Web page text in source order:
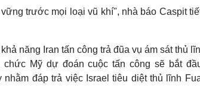
Văn học
Thời trang
Sao Việt
trước mọi loại vũ khí", nhà báo Caspit
năng Iran tấn công trả đũa vụ ám sát thủ
chức Mỹ dự đoán ​​cuộc tấn công sẽ bắt
đáp trả việc Israel tiêu diệt thủ lĩnh